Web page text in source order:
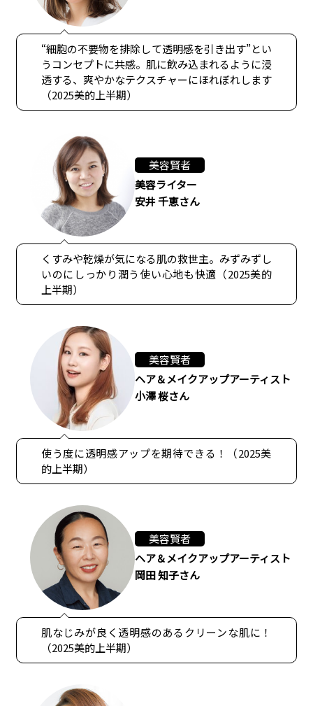
“細胞の不要物を排除して透明感を引き出す”とい
うコンセプトに共感。肌に飲み込まれるように浸
透する、爽やかなテクスチャーにほれぼれします
（2025美的上半期）
美容賢者
美容ライター
安井 千恵さん
くすみや乾燥が気になる肌の救世主。みずみずし
いのにしっかり潤う使い心地も快適（2025美的
上半期）
美容賢者
ヘア＆メイクアップアーティスト
小澤 桜さん
使う度に透明感アップを期待できる！（2025美
的上半期）
美容賢者
ヘア＆メイクアップアーティスト
岡田 知子さん
肌なじみが良く透明感のあるクリーンな肌に！
（2025美的上半期）